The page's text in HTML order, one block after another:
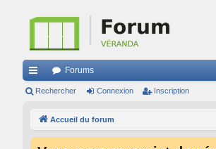
ac
Forums
Rechercher Connexion Inscription
Accueil du forum